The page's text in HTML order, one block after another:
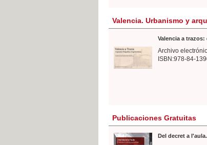
Valencia. Urbanismo y
Valencia a
Archivo
ISBN:978-84-
Publicaciones Gratuitas
Del decret a